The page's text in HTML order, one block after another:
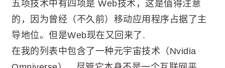
五项技术中有四项是 Web技术，这是值得注意
的，因为曾经（不久前）移动应用程序占据了主
导地位。但是Web现在又回来了.
在我的列表中包含了一种元宇宙技术（Nvidia